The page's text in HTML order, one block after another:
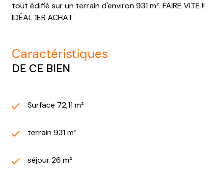
tout édifié sur un terrain d'environ 931 m². FAIRE VITE !!
IDÉAL 1ER ACHAT
caractéristiques
DE CE BIEN
Surface 72,11 m²
terrain 931 m²
séjour 26 m²